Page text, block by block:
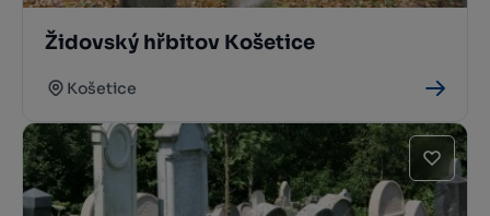
Židovský hřbitov Košetice
Košetice